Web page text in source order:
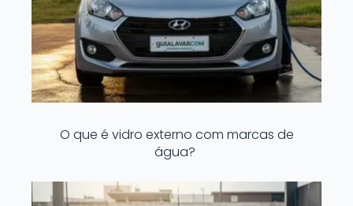
O que é vidro externo com marcas de
água?